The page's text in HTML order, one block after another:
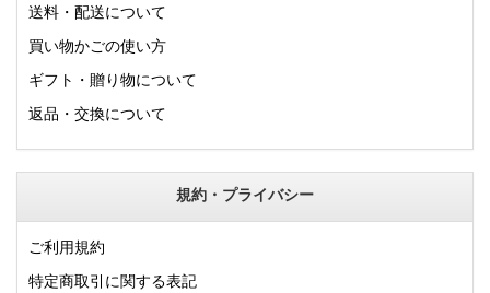
送料・配送について
買い物かごの使い方
ギフト・贈り物について
返品・交換について
規約・プライバシー
ご利用規約
特定商取引に関する表記